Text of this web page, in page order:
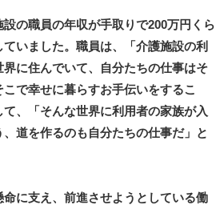
の職員の年収が手取りで200万円くら
いました。職員は、「介護施設の利
に住んでいて、自分たちの仕事はそ
で幸せに暮らすお手伝いをするこ
、「そんな世界に利用者の家族が入
道を作るのも自分たちの仕事だ」と
に支え、前進させようとしている働